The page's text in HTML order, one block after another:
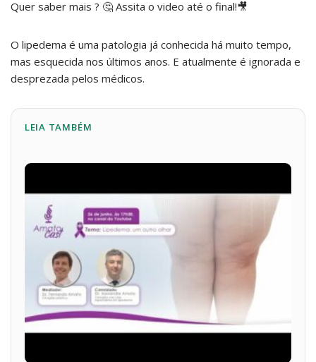
Quer saber mais ? 🤔 Assita o video até o final!🎥
O lipedema é uma patologia já conhecida há muito tempo,
mas esquecida nos últimos anos. E atualmente é ignorada e
desprezada pelos médicos.
LEIA TAMBÉM